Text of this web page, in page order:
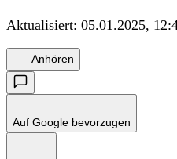
Aktualisiert: 05.01.2025,
Anhören
Auf Google bevorzugen